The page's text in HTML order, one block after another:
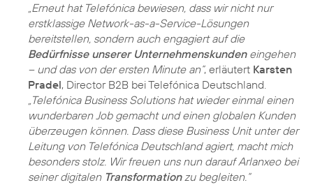
„Erneut hat Telefónica bewiesen, dass wir nicht nur
erstklassige Network-as-a-Service-Lösungen
bereitstellen, sondern auch engagiert auf die
Bedürfnisse unserer Unternehmenskundeneingehen
– und das von der ersten Minute an“, erläutert Karsten
Pradel, Director B2B bei Telefónica Deutschland.
„Telefónica Business Solutions hat wieder einmal einen
wunderbaren Job gemacht und einen globalen Kunden
überzeugen können. Dass diese Business Unit unter der
Leitung von Telefónica Deutschland agiert, macht mich
besonders stolz. Wir freuen uns nun darauf Arlanxeo bei
seiner digitalen Transformationzu begleiten.“